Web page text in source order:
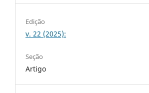
Edição
v. 22 (2025):
Seção
Artigo